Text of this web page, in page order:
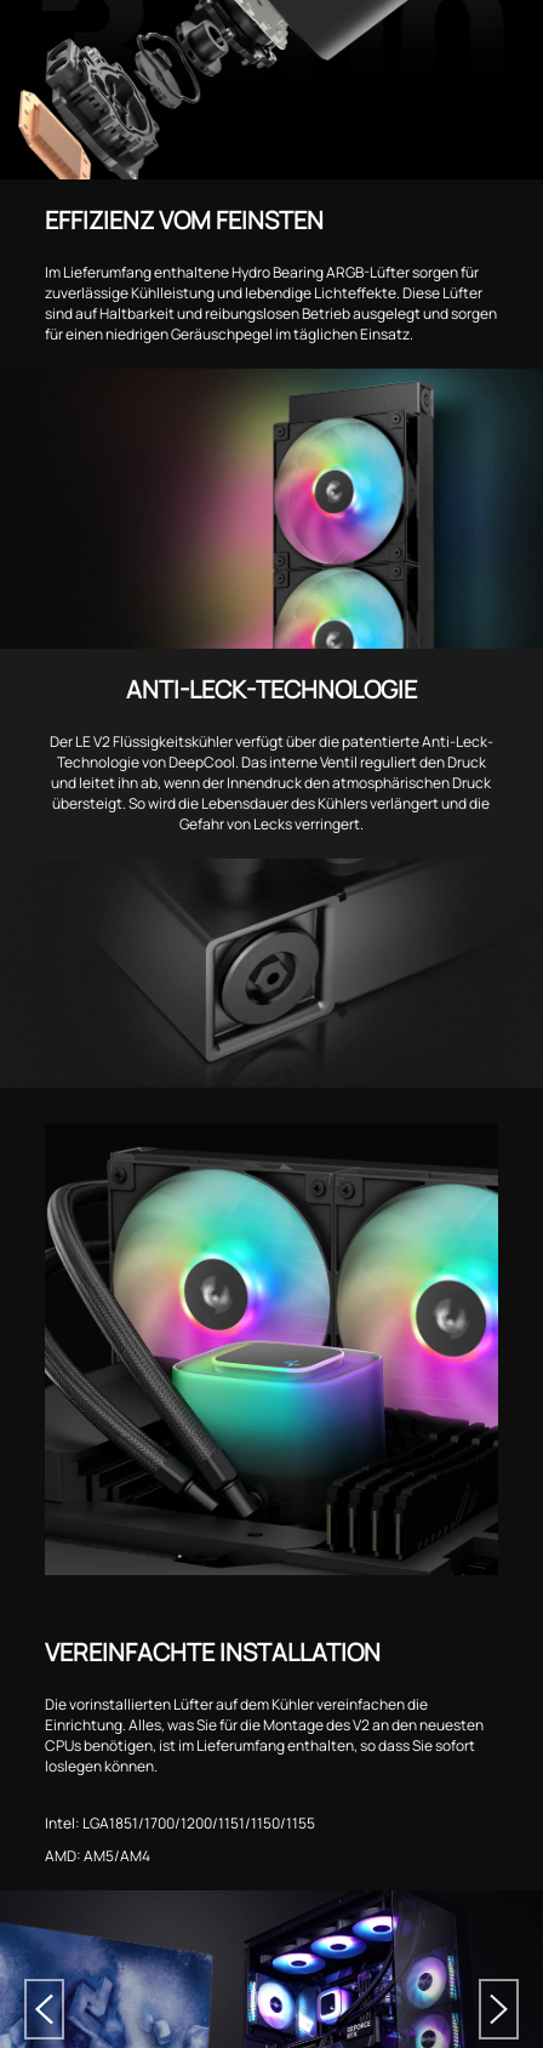
EFFIZIENZ VOM FEINSTEN
Im Lieferumfang enthaltene Hydro Bearing ARGB-Lüfter sorgen für
zuverlässige Kühlleistung und lebendige Lichteffekte. Diese Lüfter
sind auf Haltbarkeit und reibungslosen Betrieb ausgelegt und sorgen
für einen niedrigen Geräuschpegel im täglichen Einsatz.
ANTI-LECK-TECHNOLOGIE
Der LE V2 Flüssigkeitskühler verfügt über die patentierte Anti-Leck-
Technologie von DeepCool. Das interne Ventil reguliert den Druck
und leitet ihn ab, wenn der Innendruck den atmosphärischen Druck
übersteigt. So wird die Lebensdauer des Kühlers verlängert und die
Gefahr von Lecks verringert.
VEREINFACHTE INSTALLATION
Die vorinstallierten Lüfter auf dem Kühler vereinfachen die
Einrichtung. Alles, was Sie für die Montage des V2 an den neuesten
CPUs benötigen, ist im Lieferumfang enthalten, so dass Sie sofort
loslegen können.
Intel: LGA1851/1700/1200/1151/1150/1155
AMD: AM5/AM4